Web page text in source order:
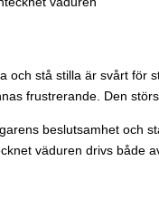
och stå stilla är svårt för
frustrerande. Den
beslutsamhet och
väduren drivs både